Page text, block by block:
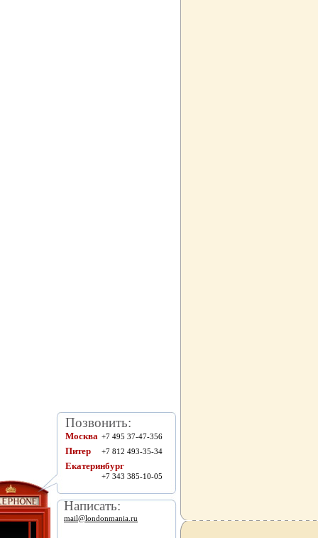
Позвонить:
Москва +7 495 37-47-356
Питер +7 812 493-35-34
Екатеринбург
+7 343 385-10-05
Написать:
mail@londonmania.ru